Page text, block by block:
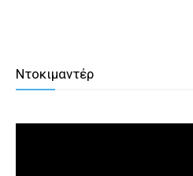
Ντοκιμαντέρ